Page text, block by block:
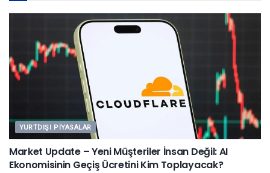
YURTDIŞI PIYASALAR
Market Update – Yeni Müşteriler İnsan Değil: AI
Ekonomisinin Geçiş Ücretini Kim Toplayacak?